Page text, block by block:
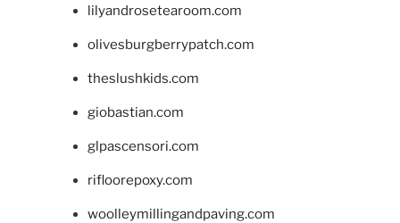
lilyandrosetearoom.com
olivesburgberrypatch.com
theslushkids.com
giobastian.com
glpascensori.com
rifloorepoxy.com
woolleymillingandpaving.com